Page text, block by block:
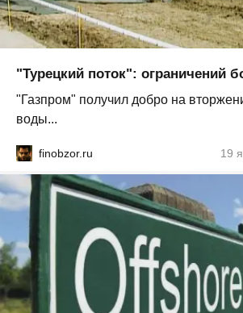
"Турецкий поток": ограничений
"Газпром" получил добро на
воды...
finobzor.ru 19